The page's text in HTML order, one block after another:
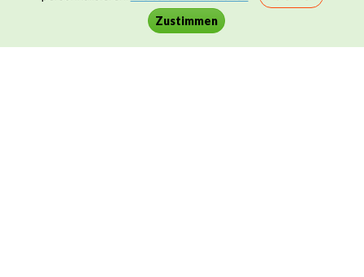
Heranführung an die Wissenschaften
Zustimmen